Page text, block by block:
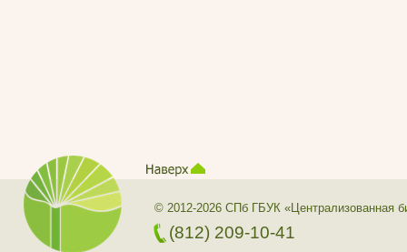
© 2012-2026 СПб ГБУК «Централизованная
(812) 209-10-41